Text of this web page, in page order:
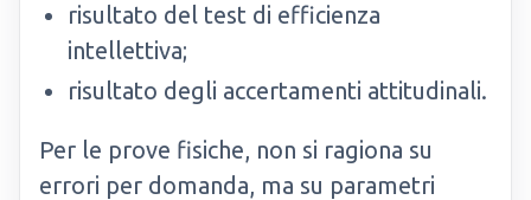
risultato del test di efficienza
intellettiva;
risultato degli accertamenti attitudinali.
Per le prove fisiche, non si ragiona su
errori per domanda, ma su parametri